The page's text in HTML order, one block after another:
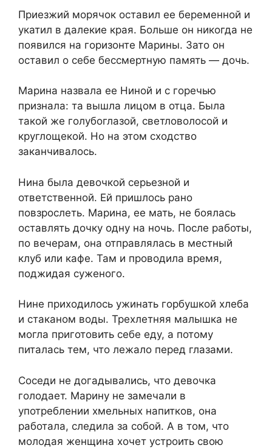
Приезжий морячок оставил ее беременной и
укатил в далекие края. Больше он никогда не
появился на горизонте Марины. Зато он
оставил о себе бессмертную память — дочь.
Марина назвала ее Ниной и с горечью
признала: та вышла лицом в отца. Была
такой же голубоглазой, светловолосой и
круглощекой. Но на этом сходство
заканчивалось.
Нина была девочкой серьезной и
ответственной. Ей пришлось рано
повзрослеть. Марина, ее мать, не боялась
оставлять дочку одну на ночь. После работы,
по вечерам, она отправлялась в местный
клуб или кафе. Там и проводила время,
поджидая суженого.
Нине приходилось ужинать горбушкой хлеба
и стаканом воды. Трехлетняя малышка не
могла приготовить себе еду, а потому
питалась тем, что лежало перед глазами.
Соседи не догадывались, что девочка
голодает. Марину не замечали в
употреблении хмельных напитков, она
работала, следила за собой. А в том, что
молодая женщина хочет устроить свою